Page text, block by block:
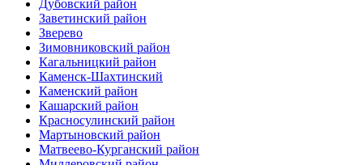
Дубовский район
Заветинский район
Зверево
Зимовниковский район
Кагальницкий район
Каменск-Шахтинский
Каменский район
Кашарский район
Красносулинский район
Мартыновский район
Матвеево-Курганский район